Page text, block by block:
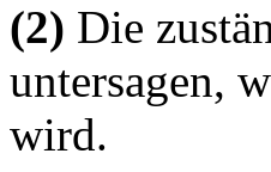
(2) Die
untersagen,
wird.